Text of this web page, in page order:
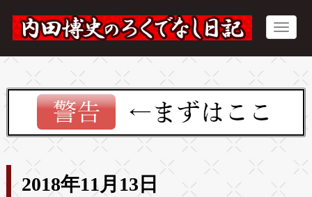
2018年11月13日